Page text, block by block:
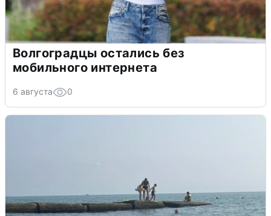
Волгоградцы остались без
мобильного интернета
6 августа 0